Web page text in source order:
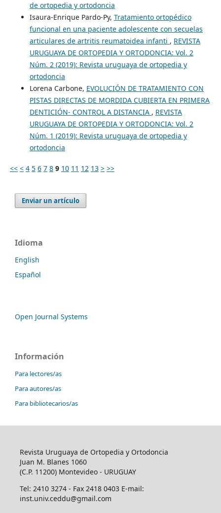
de ortopedia y ortodoncia
Isaura-Enrique Pardo-Py, Tratamiento ortopédico
funcional en una paciente adolescente con secuelas
articulares de artritis reumatoidea infanti , REVISTA
URUGUAYA DE ORTOPEDIA Y ORTODONCIA: Vol. 2
Núm. 2 (2019): Revista uruguaya de ortopedia y
ortodoncia
Lorena Carbone, EVOLUCIÓN DE TRATAMIENTO CON
PISTAS DIRECTAS DE MORDIDA CUBIERTA EN PRIMERA
DENTICIÓN- CONTROL A DISTANCIA , REVISTA
URUGUAYA DE ORTOPEDIA Y ORTODONCIA: Vol. 2
Núm. 1 (2019): Revista uruguaya de ortopedia y
ortodoncia
<< < 4 5 6 7 8 9 10 11 12 13 > >>
Enviar un artículo
Idioma
English
Español
Open Journal Systems
Información
Para lectores/as
Para autores/as
Para bibliotecarios/as
Revista Uruguaya de Ortopedia y Ortodoncia
Juan M. Blanes 1060
(C.P. 11200) Montevideo - URUGUAY
Tel: 2410 3274 - Fax 2418 0403 E-mail:
inst.univ.ceddu@gmail.com